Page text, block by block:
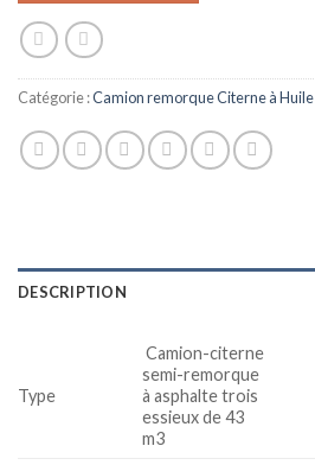
Catégorie :Camion remorque Citerne à Huile
DESCRIPTION
Type
Camion-citerne
semi-remorque
à asphalte trois
essieux de 43
m3